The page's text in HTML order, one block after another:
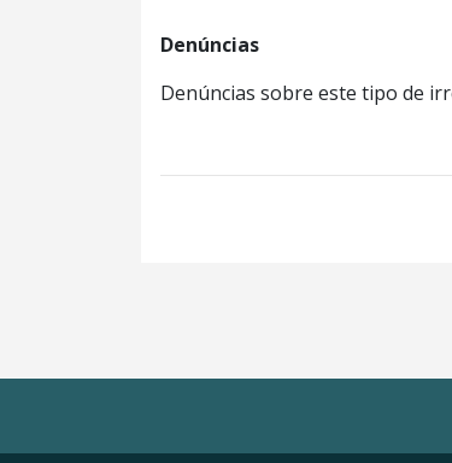
Denúncias
Denúncias sobre este tipo de